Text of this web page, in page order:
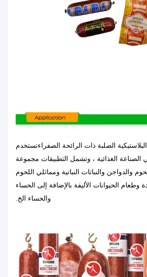
الصلبة ذات الرائحة الصفراءتستخدم
الغذائية ، وتشمل التطبيقات مجموعة
والدواجن والنباتات النباتية ومماثلي اللحوم
وطعام الحيوانات الأليفة بالإضافة إلى الحساء
والحساء الخ.